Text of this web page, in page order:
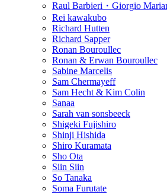
Raul Barbieri・Giorgio
Rei kawakubo
Richard Hutten
Richard Sapper
Ronan Bouroullec
Ronan & Erwan Bouroullec
Sabine Marcelis
Sam Chermayeff
Sam Hecht & Kim Colin
Sanaa
Sarah van sonsbeeck
Shigeki Fujishiro
Shinji Hishida
Shiro Kuramata
Sho Ota
Siin Siin
So Tanaka
Soma Furutate